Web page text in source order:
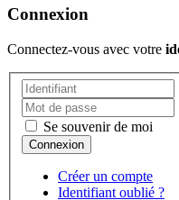
Connexion
Connectez-vous avec votre
Se souvenir de moi
Créer un compte
Identifiant oublié ?